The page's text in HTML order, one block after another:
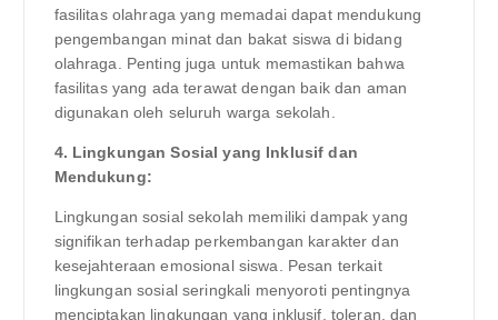
fasilitas olahraga yang memadai dapat mendukung
pengembangan minat dan bakat siswa di bidang
olahraga. Penting juga untuk memastikan bahwa
fasilitas yang ada terawat dengan baik dan aman
digunakan oleh seluruh warga sekolah.
4. Lingkungan Sosial yang Inklusif dan
Mendukung:
Lingkungan sosial sekolah memiliki dampak yang
signifikan terhadap perkembangan karakter dan
kesejahteraan emosional siswa. Pesan terkait
lingkungan sosial seringkali menyoroti pentingnya
menciptakan lingkungan yang inklusif, toleran, dan